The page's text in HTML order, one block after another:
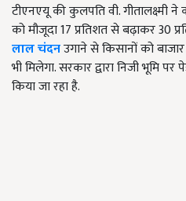
टीएनएयू की कुलपति वी. गीतालक्ष्मी
को मौजूदा 17 प्रतिशत से बढ़ाकर 30
लाल चंदनउगाने से किसानों को
भी मिलेगा. सरकार द्वारा निजी भूमि
किया जा रहा है.